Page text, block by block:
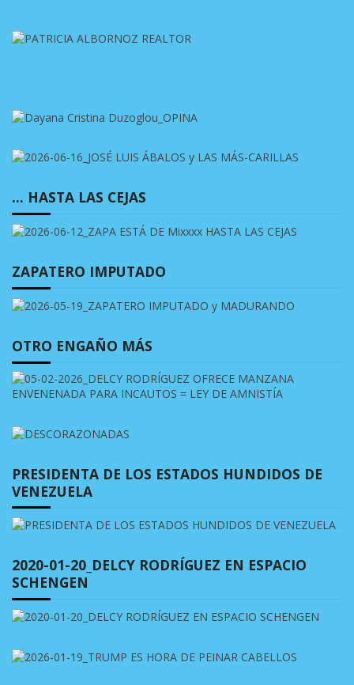
… HASTA LAS CEJAS
ZAPATERO IMPUTADO
OTRO ENGAÑO MÁS
PRESIDENTA DE LOS ESTADOS HUNDIDOS DE
VENEZUELA
2020-01-20_DELCY RODRÍGUEZ EN ESPACIO
SCHENGEN